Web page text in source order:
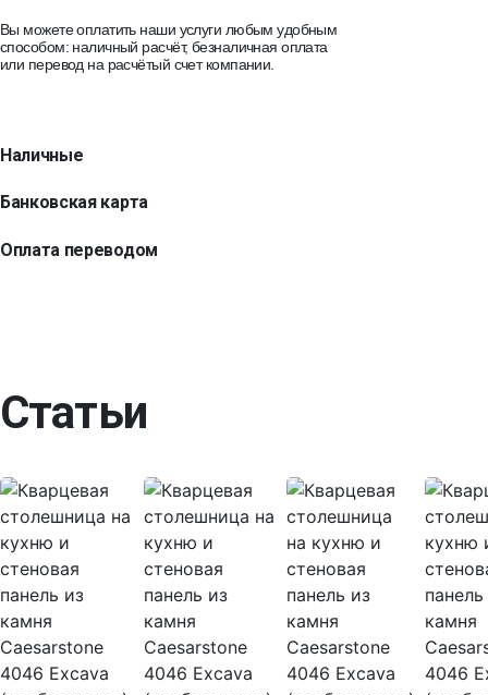
Вы можете оплатить наши услуги любым удобным
способом: наличный расчёт, безналичная оплата
или перевод на расчётый счет компании.
Наличные
Банковская карта
Оплата переводом
Статьи